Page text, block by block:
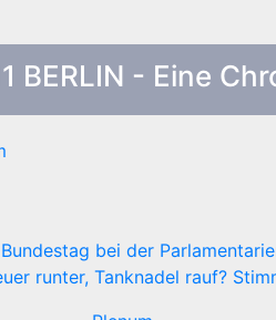
BERLIN - Eine
bei der
runter, Tanknadel rauf?